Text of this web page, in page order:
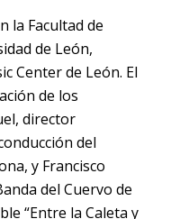
la Facultad de
de León,
Center de León. El
de los
director
del
y Francisco
del Cuervo de
“Entre la Caleta y